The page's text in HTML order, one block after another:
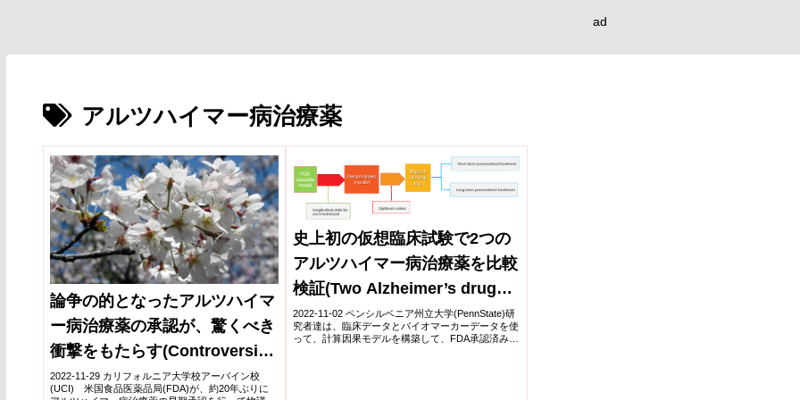
ad
アルツハイマー病治療薬
論争の的となったアルツハイマ
ー病治療薬の承認が、驚くべき
衝撃をもたらす(Controversial
Alzheimer’s drug approval
2022-11-29 カリフォルニア大学校アーバイン校
(UCI) 米国食品医薬品局(FDA)が、約20年ぶりに
史上初の仮想臨床試験で2つの
アルツハイマー病治療薬を比較
検証(Two Alzheimer’s drugs
tested head-to-head in first-
ever virtual clinical trial)
2022-11-02 ペンシルベニア州立大学(PennState)研
究者達は、臨床データとバイオマーカーデータを使
って、計算因果モデルを構築して、FDA承認済みの